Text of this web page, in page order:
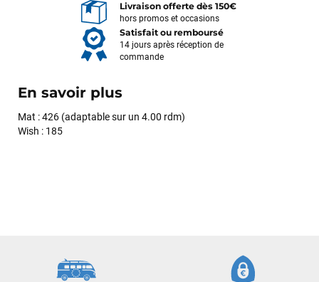
Livraison offerte dès 150€
hors promos et occasions
Satisfait ou remboursé
14 jours après réception de
commande
En savoir plus
Mat : 426 (adaptable sur un 4.00 rdm)
Wish : 185
avec moi les caractéristiques des équipements, me conseiller
sur le matériel à choisir, et m’a même offert du matériel en